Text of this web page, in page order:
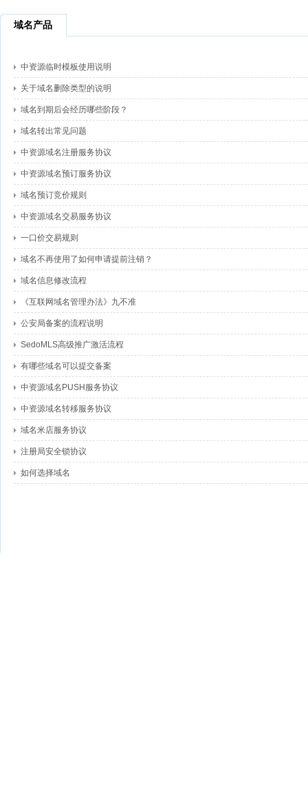
域名产品
中资源临时模板使用说明
关于域名删除类型的说明
域名到期后会经历哪些阶段？
域名转出常见问题
中资源域名注册服务协议
中资源域名预订服务协议
域名预订竞价规则
中资源域名交易服务协议
一口价交易规则
域名不再使用了如何申请提前注销？
域名信息修改流程
《互联网域名管理办法》九不准
公安局备案的流程说明
SedoMLS高级推广激活流程
有哪些域名可以提交备案
中资源域名PUSH服务协议
中资源域名转移服务协议
域名米店服务协议
注册局安全锁协议
如何选择域名